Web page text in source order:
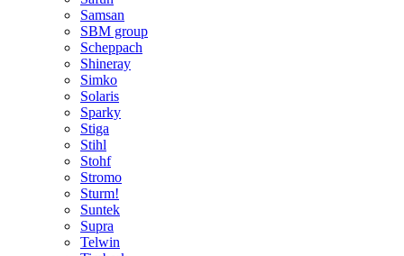
Samsan
SBM group
Scheppach
Shineray
Simko
Solaris
Sparky
Stiga
Stihl
Stohf
Stromo
Sturm!
Suntek
Supra
Telwin